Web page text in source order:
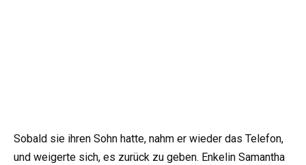
Sobald sie ihren Sohn hatte, nahm er wieder das Telefon,
und weigerte sich, es zurück zu geben. Enkelin Samantha